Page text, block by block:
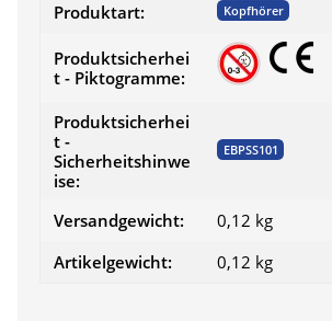
Produktart: Kopfhörer
Produktsicherhei
t - Piktogramme:
Produktsicherhei
t -
Sicherheitshinwe
ise:
EBPSS101
Versandgewicht:
0,12 kg
Artikelgewicht:
0,12 kg